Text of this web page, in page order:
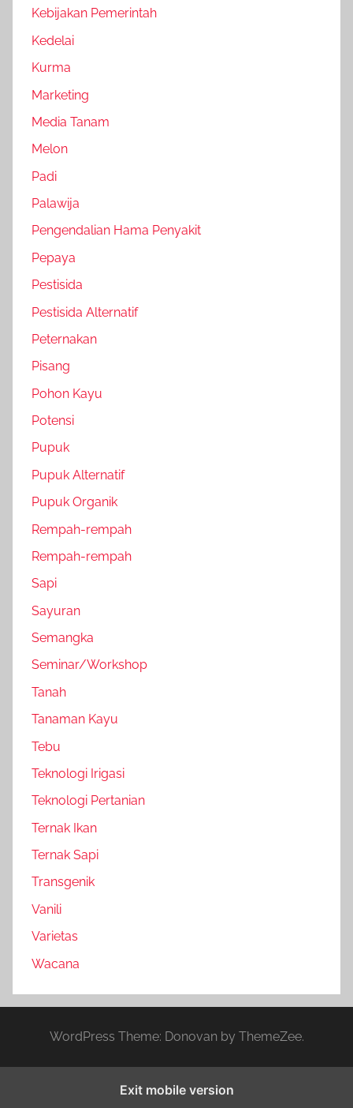
Kebijakan Pemerintah
Kedelai
Kurma
Marketing
Media Tanam
Melon
Padi
Palawija
Pengendalian Hama Penyakit
Pepaya
Pestisida
Pestisida Alternatif
Peternakan
Pisang
Pohon Kayu
Potensi
Pupuk
Pupuk Alternatif
Pupuk Organik
Rempah-rempah
Rempah-rempah
Sapi
Sayuran
Semangka
Seminar/Workshop
Tanah
Tanaman Kayu
Tebu
Teknologi Irigasi
Teknologi Pertanian
Ternak Ikan
Ternak Sapi
Transgenik
Vanili
Varietas
Wacana
WordPress Theme: Donovan by ThemeZee.
Exit mobile version